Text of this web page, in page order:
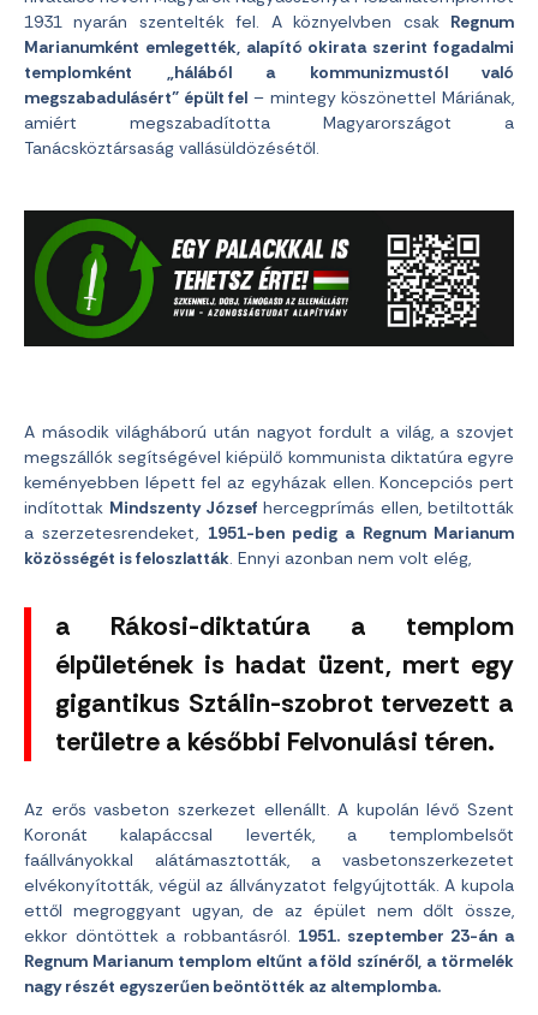
1931 nyarán szentelték fel. A köznyelvben csak Regnum
Marianumként emlegették, alapító okirata szerint fogadalmi
templomként „hálából a kommunizmustól való
megszabadulásért” épült fel – mintegy köszönettel Máriának,
amiért megszabadította Magyarországot a
Tanácsköztársaság vallásüldözésétől.
A második világháború után nagyot fordult a világ, a szovjet
megszállók segítségével kiépülő kommunista diktatúra egyre
keményebben lépett fel az egyházak ellen. Koncepciós pert
indítottak Mindszenty József hercegprímás ellen, betiltották
a szerzetesrendeket, 1951-ben pedig a Regnum Marianum
közösségét is feloszlatták. Ennyi azonban nem volt elég,
a Rákosi-diktatúra a templom
élpületének is hadat üzent, mert egy
gigantikus Sztálin-szobrot tervezett a
területre a későbbi Felvonulási téren.
Az erős vasbeton szerkezet ellenállt. A kupolán lévő Szent
Koronát kalapáccsal leverték, a templombelsőt
faállványokkal alátámasztották, a vasbetonszerkezetet
elvékonyították, végül az állványzatot felgyújtották. A kupola
ettől megroggyant ugyan, de az épület nem dőlt össze,
ekkor döntöttek a robbantásról. 1951. szeptember 23-án a
Regnum Marianum templom eltűnt a föld színéről, a törmelék
nagy részét egyszerűen beöntötték az altemplomba.